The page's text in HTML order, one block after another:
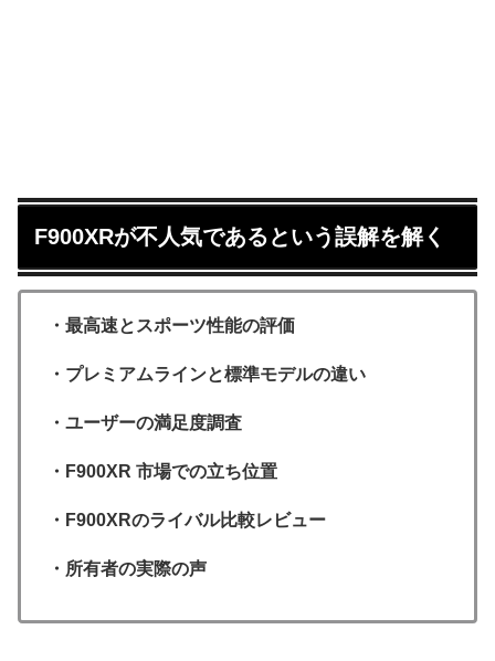
F900XRが不人気であるという誤解を解く
・最高速とスポーツ性能の評価
・プレミアムラインと標準モデルの違い
・ユーザーの満足度調査
・F900XR 市場での立ち位置
・F900XRのライバル比較レビュー
・所有者の実際の声